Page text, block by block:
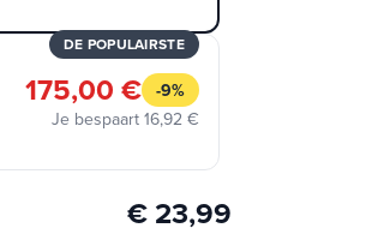
DE POPULAIRSTE
175,00 € -9%
Je bespaart 16,92 €
€ 23,99